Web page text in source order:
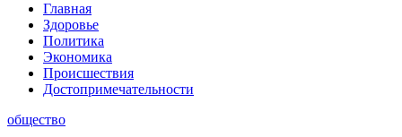
Главная
Здоровье
Политика
Экономика
Происшествия
Достопримечательности
общество